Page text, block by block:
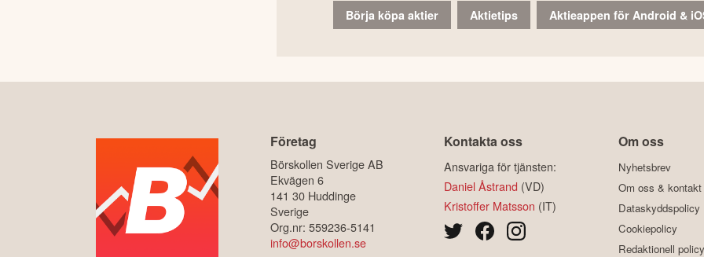
Börja köpa aktier Aktietips Aktieappen för Android &
Företag
Börskollen Sverige AB
Ekvägen 6
141 30 Huddinge
Sverige
Org.nr: 559236-5141
info@borskollen.se
Kontakta oss
Ansvariga för tjänsten:
Daniel Åstrand (VD)
Kristoffer Matsson (IT)
Om oss
Nyhetsbrev
Om oss & kontakt
Dataskyddspolicy
Cookiepolicy
Redaktionell policy